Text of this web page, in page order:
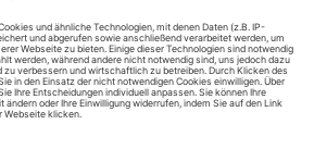
Encina Oyón entdecken das Liedwerk
selig, ein Engel an Geduld, genug